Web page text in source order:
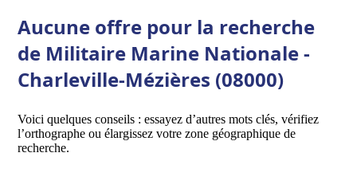
Aucune offre pour la recherche
de Militaire Marine Nationale -
Charleville-Mézières (08000)
Voici quelques conseils : essayez d’autres mots clés, vérifiez
l’orthographe ou élargissez votre zone géographique de
recherche.